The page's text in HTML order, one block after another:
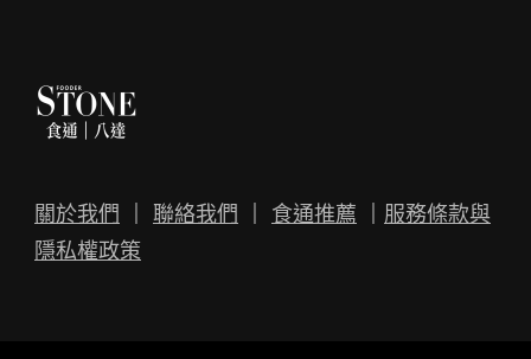
關於我們 聯絡我們 食通推薦
服務條款與
隱私權政策